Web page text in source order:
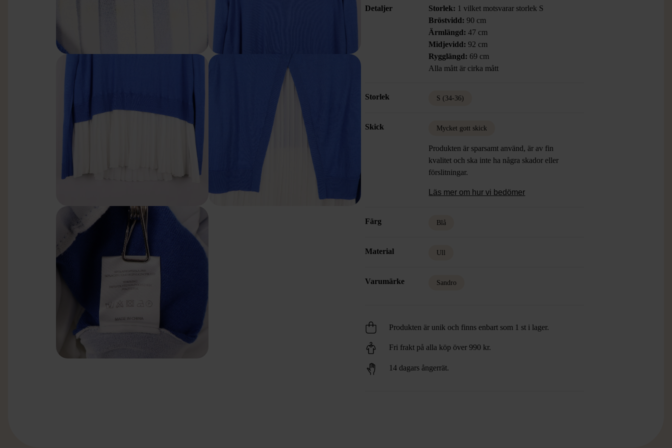
Detaljer Storlek: 1 vilket motsvarar storlek S
Bröstvidd: 90 cm
Ärmlängd: 47 cm
Midjevidd: 92 cm
Rygglängd: 69 cm
Alla mått är cirka mått
Storlek S (34-36)
Skick Mycket gott skick
Produkten är sparsamt använd, är av fin
kvalitet och ska inte ha några skador eller
förslitningar.
Läs mer om hur vi bedömer
Färg Blå
Material Ull
Varumärke Sandro
Produkten är unik och finns enbart som 1 st i lager.
Fri frakt på alla köp över 990 kr.
14 dagars ångerrät.